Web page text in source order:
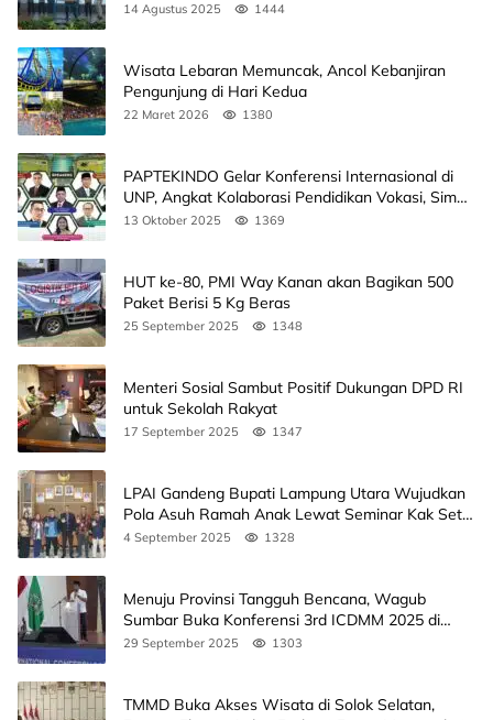
14 Agustus 2025 1444
Wisata Lebaran Memuncak, Ancol Kebanjiran
Pengunjung di Hari Kedua
22 Maret 2026 1380
PAPTEKINDO Gelar Konferensi Internasional di
UNP, Angkat Kolaborasi Pendidikan Vokasi, Simak
Agendanya
13 Oktober 2025 1369
HUT ke-80, PMI Way Kanan akan Bagikan 500
Paket Berisi 5 Kg Beras
25 September 2025 1348
Menteri Sosial Sambut Positif Dukungan DPD RI
untuk Sekolah Rakyat
17 September 2025 1347
LPAI Gandeng Bupati Lampung Utara Wujudkan
Pola Asuh Ramah Anak Lewat Seminar Kak Seto,
Ini Jadwalnya
4 September 2025 1328
Menuju Provinsi Tangguh Bencana, Wagub
Sumbar Buka Konferensi 3rd ICDMM 2025 di
Unand
29 September 2025 1303
TMMD Buka Akses Wisata di Solok Selatan,